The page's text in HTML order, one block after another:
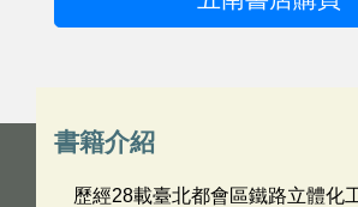
書籍介紹
歷經28載臺北都會區鐵路立體化